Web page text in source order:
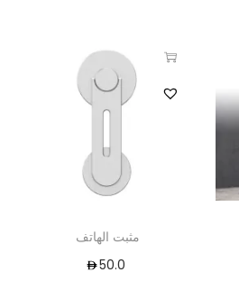
مثبت الهاتف
50.0